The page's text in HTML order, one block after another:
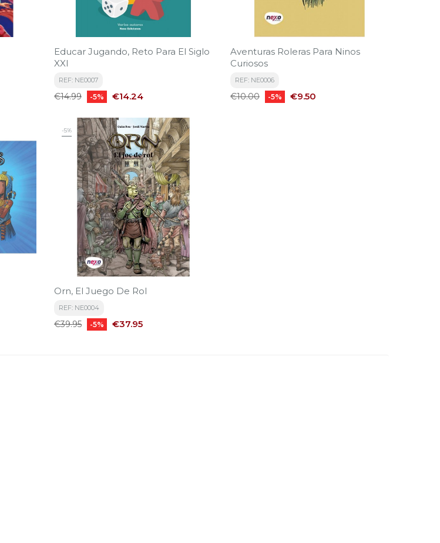
Educar Jugando, Reto Para El Siglo
XXI
REF: NE0007
Regular
€14.99 -5% Price
€14.24
Aventuras Roleras Para Ninos
Curiosos
REF: NE0006
Regular
€10.00 -5% Price
€9.50
-5%
Orn, El Juego De Rol
REF: NE0004
Regular
€39.95 -5% Price
€37.95